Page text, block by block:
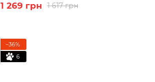
1 617 грн
1 269 грн
−36%
6